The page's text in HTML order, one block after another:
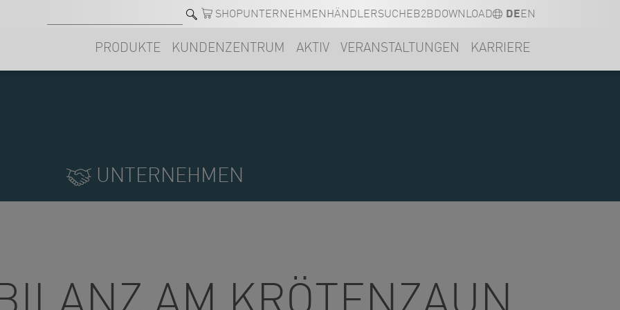
SHOPUNTERNEHMEN HÄNDLERSUCHEB2BDOWNLOAD DEEN
PRODUKTE KUNDENZENTRUM AKTIV VERANSTALTUNGEN KARRIERE
UNTERNEHMEN